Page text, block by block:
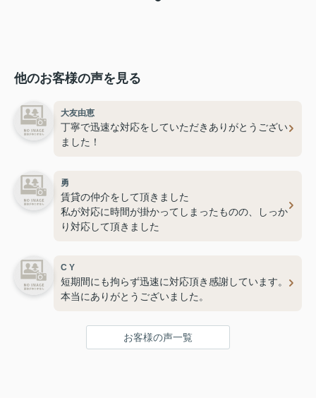
他のお客様の声を見る
大友由恵
丁寧で迅速な対応をしていただきありがとうござい
ました！
勇
賃貸の仲介をして頂きました
私が対応に時間が掛かってしまったものの、しっか
り対応して頂きました
C Y
短期間にも拘らず迅速に対応頂き感謝しています。
本当にありがとうございました。
お客様の声一覧